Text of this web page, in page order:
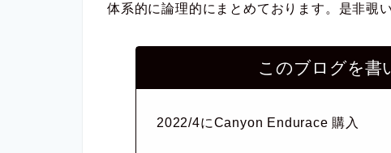
体系的に論理的にまとめております。是非覗
このブログを書
2022/4にCanyon Endurace 購入